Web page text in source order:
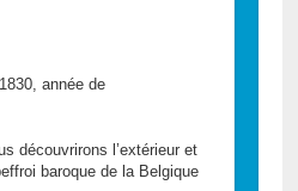
année de
découvrirons l’extérieur et
baroque de la Belgique